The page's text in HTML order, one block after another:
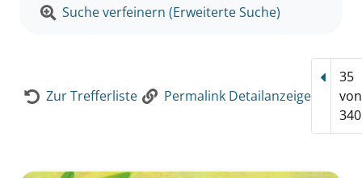
Suche verfeinern (Erweiterte Suche)
Zur Trefferliste Permalink Detailanzeige
35
von
340